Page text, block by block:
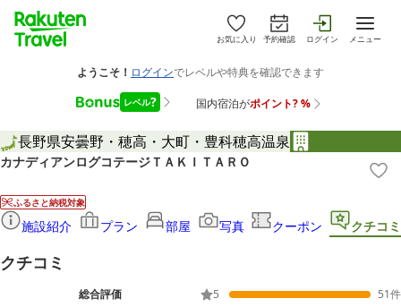
お気に入り 予約確認 ログイン メニュー
長野県安曇野・穂高・大町・豊科穂高温泉
カナディアンログコテージＴＡＫＩＴＡＲＯ
ふるさと納税対象
施設紹介 プラン 部屋 写真 クーポン クチコミ
クチコミ
総合評価 5 51件